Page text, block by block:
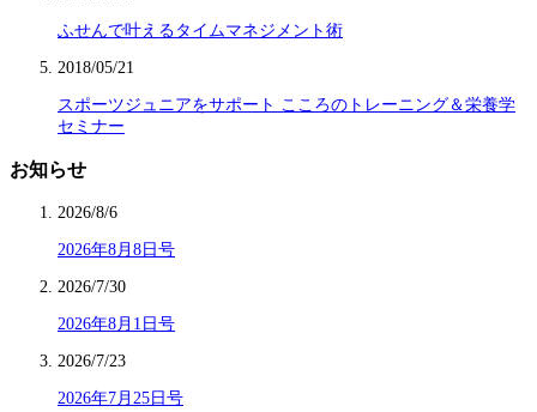
ふせんで叶えるタイムマネジメント術
2018/05/21
スポーツジュニアをサポート こころのトレーニング＆栄養学
セミナー
お知らせ
2026/8/6
2026年8月8日号
2026/7/30
2026年8月1日号
2026/7/23
2026年7月25日号